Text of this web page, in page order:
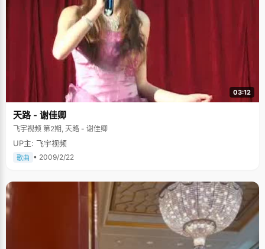
03:12
天路 - 谢佳卿
飞宇视频 第2期, 天路 - 谢佳卿
UP主: 飞宇视频
歌曲 • 2009/2/22